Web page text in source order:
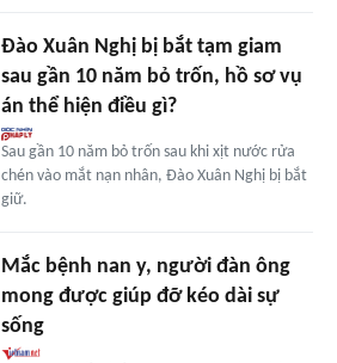
Đào Xuân Nghị bị bắt tạm giam
sau gần 10 năm bỏ trốn, hồ sơ vụ
án thể hiện điều gì?
Sau gần 10 năm bỏ trốn sau khi xịt nước rửa
chén vào mắt nạn nhân, Đào Xuân Nghị bị bắt
giữ.
Mắc bệnh nan y, người đàn ông
mong được giúp đỡ kéo dài sự
sống